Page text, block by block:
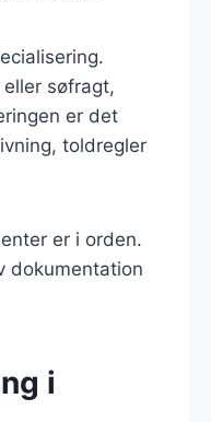
søfragt,
er det
toldregler
er i orden.
dokumentation
i